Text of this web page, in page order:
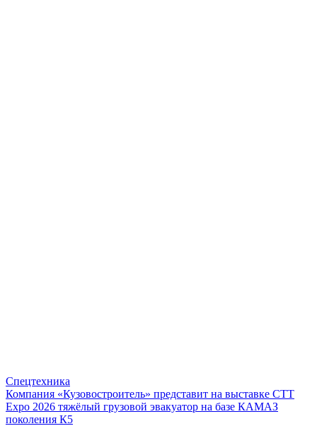
Спецтехника
Компания «Кузовостроитель» представит на выставке CTT
Expo 2026 тяжёлый грузовой эвакуатор на базе КАМАЗ
поколения К5